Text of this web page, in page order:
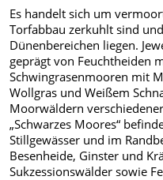
Es handelt sich um
Torfabbau zerkuhlt sind
Dünenbereichen liegen.
geprägt von Feuchtheiden
Schwingrasenmooren mit
Wollgras und Weißem
Moorwäldern
„Schwarzes Moores“
Stillgewässer und im
Besenheide, Ginster und
Sukzessionswälder sowie